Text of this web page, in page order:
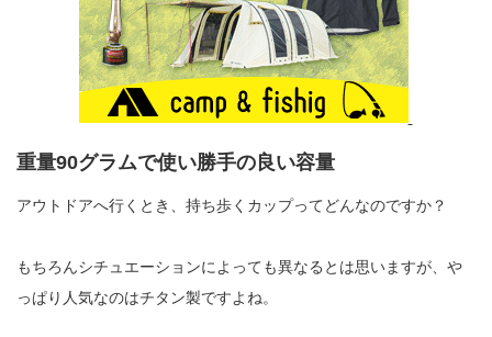
重量90グラムで使い勝手の良い容量
アウトドアへ行くとき、持ち歩くカップってどんなのですか？
もちろんシチュエーションによっても異なるとは思いますが、や
っぱり人気なのはチタン製ですよね。